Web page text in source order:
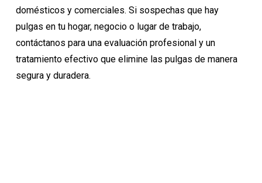
domésticos y comerciales. Si sospechas que hay
pulgas en tu hogar, negocio o lugar de trabajo,
contáctanos para una evaluación profesional y un
tratamiento efectivo que elimine las pulgas de manera
segura y duradera.